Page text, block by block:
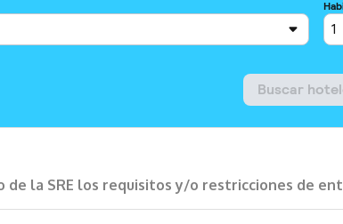
la SRE los requisitos y/o restricciones de